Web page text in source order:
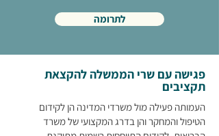
לתרומה
פגישה עם שרי הממשלה להקצאת
תקציבים
העמותה פעילה מול משרדי המדינה הן לקידום
הטיפול והמחקר והן בדרג המקצועי של משרד